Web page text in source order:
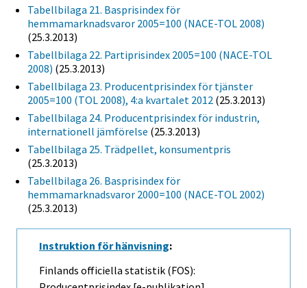
Tabellbilaga 21. Basprisindex för
hemmamarknadsvaror 2005=100 (NACE-TOL 2008)
(25.3.2013)
Tabellbilaga 22. Partiprisindex 2005=100 (NACE-TOL
2008) (25.3.2013)
Tabellbilaga 23. Producentprisindex för tjänster
2005=100 (TOL 2008), 4:a kvartalet 2012 (25.3.2013)
Tabellbilaga 24. Producentprisindex för industrin,
internationell jämförelse (25.3.2013)
Tabellbilaga 25. Trädpellet, konsumentpris
(25.3.2013)
Tabellbilaga 26. Basprisindex för
hemmamarknadsvaror 2000=100 (NACE-TOL 2002)
(25.3.2013)
Instruktion för hänvisning:
Finlands officiella statistik (FOS):